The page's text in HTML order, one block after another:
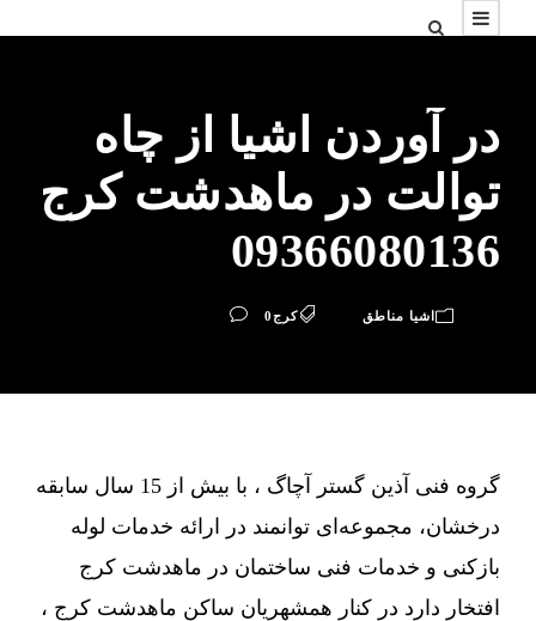
در آوردن اشیا از چاه
توالت در ماهدشت کرج
09366080136
اشیا مناطق کرج0
گروه فنی آذین گستر آچاگ ، با بیش از 15 سال سابقه
درخشان، مجموعه‌ای توانمند در ارائه خدمات لوله
بازکنی و خدمات فنی ساختمان در ماهدشت کرج
افتخار دارد در کنار همشهریان ساکن ماهدشت کرج ،